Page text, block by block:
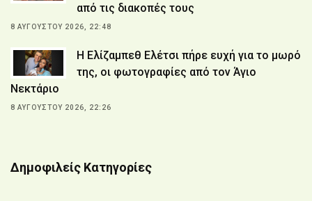
από τις διακοπές τους
8 ΑΥΓΟΎΣΤΟΥ 2026, 22:48
Η Ελίζαμπεθ Ελέτσι πήρε ευχή για το μωρό
της, οι φωτογραφίες από τον Άγιο
Νεκτάριο
8 ΑΥΓΟΎΣΤΟΥ 2026, 22:26
Δημοφιλείς Κατηγορίες